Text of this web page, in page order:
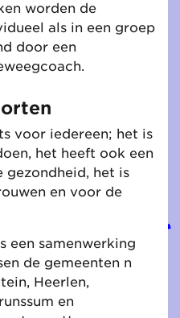
worden de
als in een groep
door een
voor iedereen; het is
het heeft ook een
gezondheid, het is
en voor de
een samenwerking
de gemeenten n
Heerlen,
en